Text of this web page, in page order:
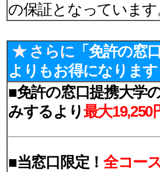
の保証となっています
★ さらに 「免許の窓
よりもお得になります
■免許の窓口提携大学
みするより最大19,250
■当窓口限定！ 全コー